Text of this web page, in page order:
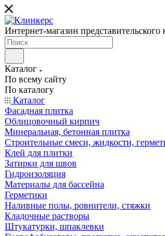
Интернет-магазин представительского
Каталог
По всему сайту
По каталогу
Каталог
Фасадная плитка
Облицовочный кирпич
Минеральная, бетонная плитка
Строительные смеси, жидкости,
Клей для плитки
Затирки для швов
Гидроизоляция
Материалы для бассейна
Герметики
Наливные полы, ровнители, стяжки
Кладочные растворы
Штукатурки, шпаклевки